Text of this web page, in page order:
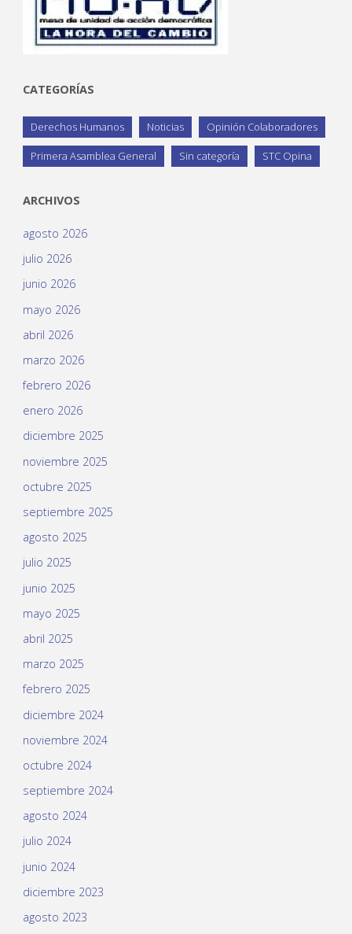
CATEGORÍAS
Derechos Humanos Noticias Opinión Colaboradores
Primera Asamblea General Sin categoría STC Opina
ARCHIVOS
agosto 2026
julio 2026
junio 2026
mayo 2026
abril 2026
marzo 2026
febrero 2026
enero 2026
diciembre 2025
noviembre 2025
octubre 2025
septiembre 2025
agosto 2025
julio 2025
junio 2025
mayo 2025
abril 2025
marzo 2025
febrero 2025
diciembre 2024
noviembre 2024
octubre 2024
septiembre 2024
agosto 2024
julio 2024
junio 2024
diciembre 2023
agosto 2023